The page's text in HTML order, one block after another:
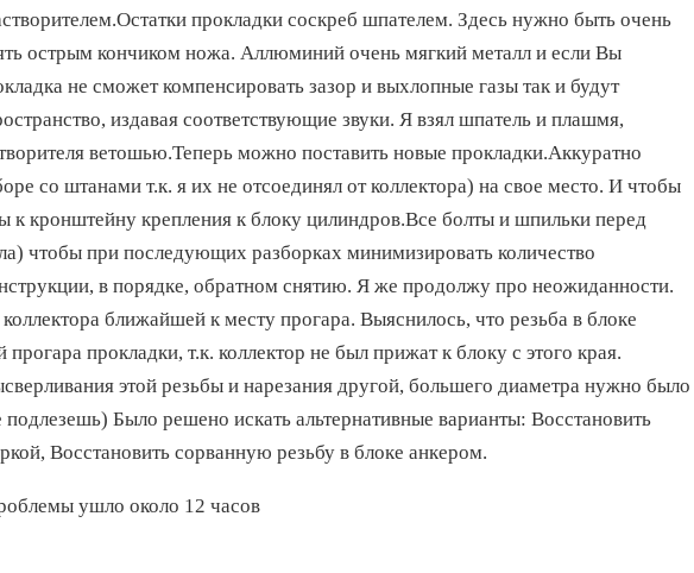
прокладки соскреб шпателем. Здесь нужно быть очень
острым кончиком ножа. Аллюминий очень мягкий металл и если Вы
не сможет компенсировать зазор и выхлопные газы так и будут
издавая соответствующие звуки. Я взял шпатель и плашмя,
ветошью.Теперь можно поставить новые прокладки.Аккуратно
со штанами т.к. я их не отсоединял от коллектора) на свое место. И чтобы
к кронштейну крепления к блоку цилиндров.Все болты и шпильки перед
чтобы при последующих разборках минимизировать количество
в порядке, обратном снятию. Я же продолжу про неожиданности.
ближайшей к месту прогара. Выяснилось, что резьба в блоке
прокладки, т.к. коллектор не был прижат к блоку с этого края.
этой резьбы и нарезания другой, большего диаметра нужно было
Было решено искать альтернативные варианты: Восстановить
Восстановить сорванную резьбу в блоке анкером.
ушло около 12 часов